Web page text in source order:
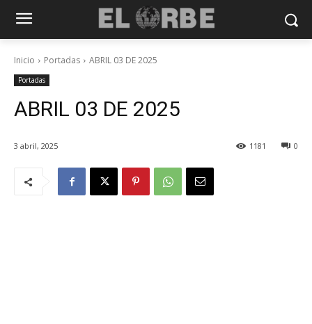
Inicio Portadas ABRIL 03 DE 2025
Portadas
ABRIL 03 DE 2025
3 abril, 2025 0
1181